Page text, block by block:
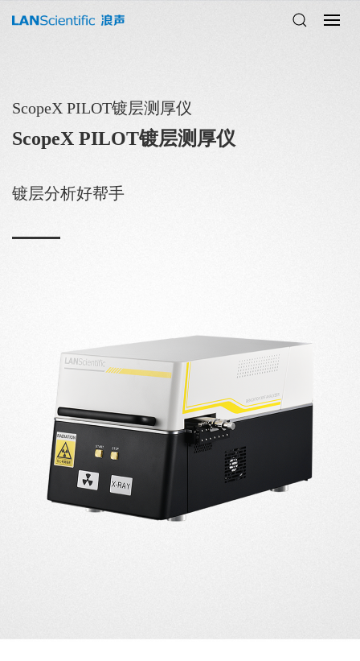
ScopeX PILOT镀层测厚仪
ScopeX PILOT镀层测厚仪
镀层分析好帮手